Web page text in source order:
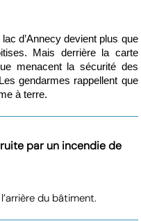
d’Annecy devient plus que
Mais derrière la carte
menacent la sécurité des
gendarmes rappellent que
à terre.
par un incendie de
du bâtiment.